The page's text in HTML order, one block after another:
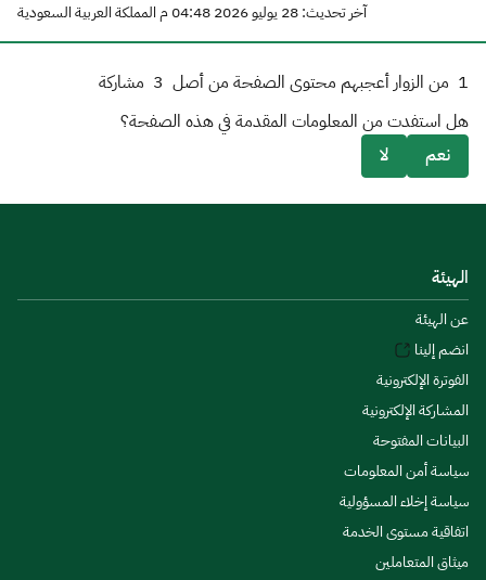
آخر تحديث: 28 يوليو 2026 04:48 م المملكة العربية السعودية
1 من الزوار أعجبهم محتوى الصفحة من أصل 3 مشاركة
هل استفدت من المعلومات المقدمة في هذه الصفحة؟
نعم
لا
الهيئة
عن الهيئة
انضم إلينا
الفوترة الإلكترونية
المشاركة الإلكترونية
البيانات المفتوحة
سياسة أمن المعلومات
سياسة إخلاء المسؤولية
اتفاقية مستوى الخدمة
ميثاق المتعاملين